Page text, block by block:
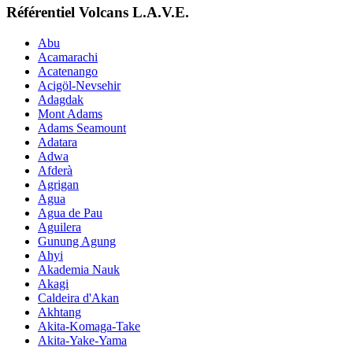
Référentiel Volcans L.A.V.E.
Abu
Acamarachi
Acatenango
Acigöl-Nevsehir
Adagdak
Mont Adams
Adams Seamount
Adatara
Adwa
Afderà
Agrigan
Agua
Agua de Pau
Aguilera
Gunung Agung
Ahyi
Akademia Nauk
Akagi
Caldeira d'Akan
Akhtang
Akita-Komaga-Take
Akita-Yake-Yama